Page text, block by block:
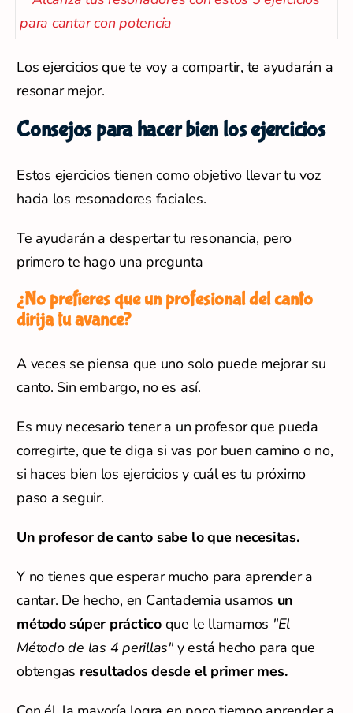
Los ejercicios que te voy a compartir, te ayudarán a
resonar mejor.
Consejos para hacer bien los ejercicios
Estos ejercicios tienen como objetivo llevar tu voz
hacia los resonadores faciales.
Te ayudarán a despertar tu resonancia, pero
primero te hago una pregunta
¿No prefieres que un profesional del canto
dirija tu avance?
A veces se piensa que uno solo puede mejorar su
canto. Sin embargo, no es así.
Es muy necesario tener a un profesor que pueda
corregirte, que te diga si vas por buen camino o no,
si haces bien los ejercicios y cuál es tu próximo
paso a seguir.
Un profesor de canto sabe lo que necesitas.
Y no tienes que esperar mucho para aprender a
cantar. De hecho, en Cantademia usamos un
método súper prácticoque le llamamos "El
Método de las 4 perillas" y está hecho para que
obtengas resultados desde el primer mes.